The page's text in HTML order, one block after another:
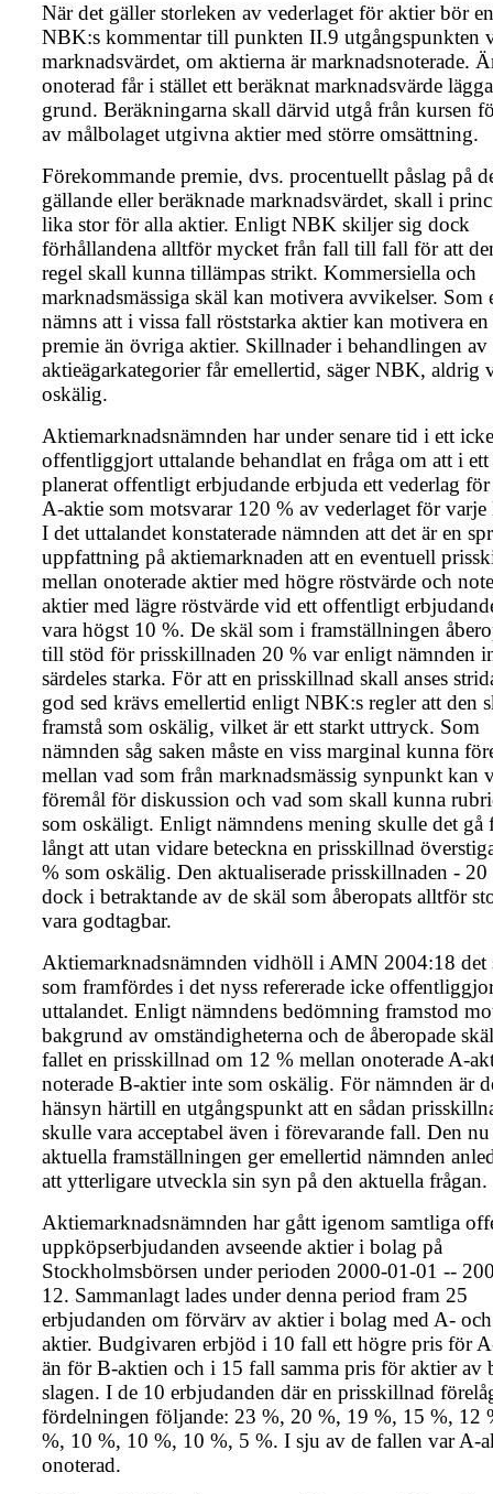
När det gäller storleken av vederlaget för aktier bör
NBK:s kommentar till punkten II.9 utgångspunkten
marknadsvärdet, om aktierna är marknadsnoterade.
onoterad får i stället ett beräknat marknadsvärde
grund. Beräkningarna skall därvid utgå från kursen
av målbolaget utgivna aktier med större omsättning.
Förekommande premie, dvs. procentuellt påslag på
gällande eller beräknade marknadsvärdet, skall i
lika stor för alla aktier. Enligt NBK skiljer sig dock
förhållandena alltför mycket från fall till fall för att
regel skall kunna tillämpas strikt. Kommersiella och
marknadsmässiga skäl kan motivera avvikelser. Som
nämns att i vissa fall röststarka aktier kan motivera en
premie än övriga aktier. Skillnader i behandlingen
aktieägarkategorier får emellertid, säger NBK, aldrig
oskälig.
Aktiemarknadsnämnden har under senare tid i ett icke
offentliggjort uttalande behandlat en fråga om att i ett
planerat offentligt erbjudande erbjuda ett vederlag
A-aktie som motsvarar 120 % av vederlaget för varje
I det uttalandet konstaterade nämnden att det är en
uppfattning på aktiemarknaden att en eventuell
mellan onoterade aktier med högre röstvärde och
aktier med lägre röstvärde vid ett offentligt
vara högst 10 %. De skäl som i framställningen
till stöd för prisskillnaden 20 % var enligt nämnden
särdeles starka. För att en prisskillnad skall anses
god sed krävs emellertid enligt NBK:s regler att den
framstå som oskälig, vilket är ett starkt uttryck. Som
nämnden såg saken måste en viss marginal kunna
mellan vad som från marknadsmässig synpunkt kan
föremål för diskussion och vad som skall kunna
som oskäligt. Enligt nämndens mening skulle det gå
långt att utan vidare beteckna en prisskillnad
% som oskälig. Den aktualiserade prisskillnaden -
dock i betraktande av de skäl som åberopats alltför
vara godtagbar.
Aktiemarknadsnämnden vidhöll i AMN 2004:18 det
som framfördes i det nyss refererade icke
uttalandet. Enligt nämndens bedömning framstod
bakgrund av omständigheterna och de åberopade
fallet en prisskillnad om 12 % mellan onoterade A-
noterade B-aktier inte som oskälig. För nämnden är
hänsyn härtill en utgångspunkt att en sådan
skulle vara acceptabel även i förevarande fall. Den nu
aktuella framställningen ger emellertid nämnden
att ytterligare utveckla sin syn på den aktuella frågan.
Aktiemarknadsnämnden har gått igenom samtliga
uppköpserbjudanden avseende aktier i bolag på
Stockholmsbörsen under perioden 2000-01-01 --
12. Sammanlagt lades under denna period fram 25
erbjudanden om förvärv av aktier i bolag med A-
aktier. Budgivaren erbjöd i 10 fall ett högre pris för
än för B-aktien och i 15 fall samma pris för aktier av
slagen. I de 10 erbjudanden där en prisskillnad
fördelningen följande: 23 %, 20 %, 19 %, 15 %, 12
%, 10 %, 10 %, 10 %, 5 %. I sju av de fallen var A-
onoterad.